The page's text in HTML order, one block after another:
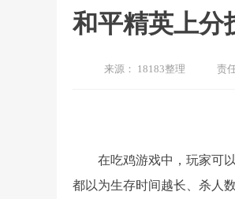
和平精英上分
来源： 18183整理 责
在吃鸡游戏中，玩家可
都以为生存时间越长、杀人